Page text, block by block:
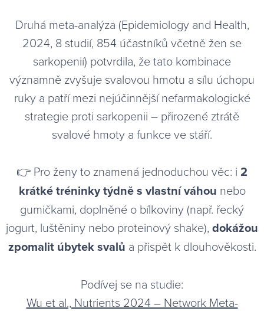
Druhá meta-analýza (Epidemiology and Health,
2024, 8 studií, 854 účastníků včetně žen se
sarkopenií) potvrdila, že tato kombinace
významně zvyšuje svalovou hmotu a sílu úchopu
ruky a patří mezi nejúčinnější nefarmakologické
strategie proti sarkopenii – přirozené ztrátě
svalové hmoty a funkce ve stáří.
👉 Pro ženy to znamená jednoduchou věc: i 2
krátké tréninky týdně s vlastní váhou nebo
gumičkami, doplněné o bílkoviny (např. řecký
jogurt, luštěniny nebo proteinový shake), dokážou
zpomalit úbytek svalů a přispět k dlouhověkosti.
Podívej se na studie:
Wu et al., Nutrients 2024 – Network Meta-